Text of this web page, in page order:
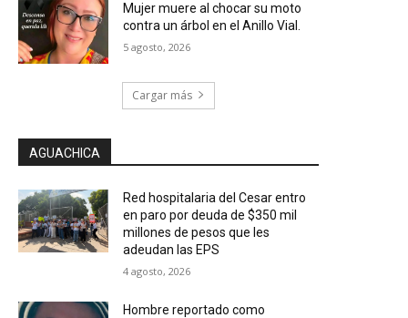
Mujer muere al chocar su moto
contra un árbol en el Anillo Vial.
5 agosto, 2026
Cargar más
AGUACHICA
Red hospitalaria del Cesar entro
en paro por deuda de $350 mil
millones de pesos que les
adeudan las EPS
4 agosto, 2026
Hombre reportado como